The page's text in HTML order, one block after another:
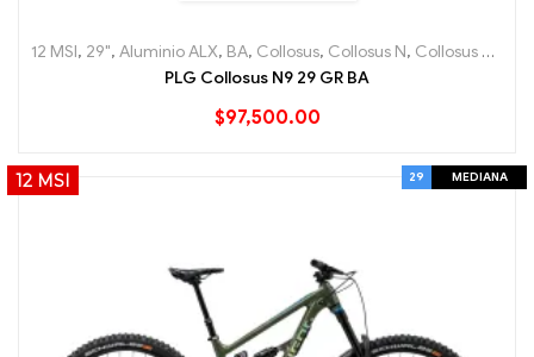
12 MSI, 29", Aluminio ALX, BA, Collosus, Collosus N, Collosus N9
PLG Collosus N9 29 GR BA
$97,500.00
12 MSI 29 MEDIANA